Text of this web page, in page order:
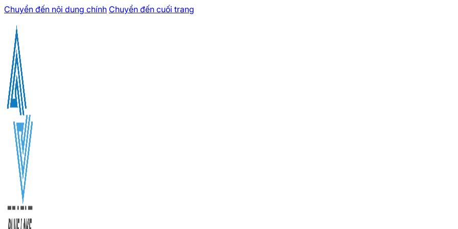
Chuyển đến nội dung chính Chuyển đến cuối trang